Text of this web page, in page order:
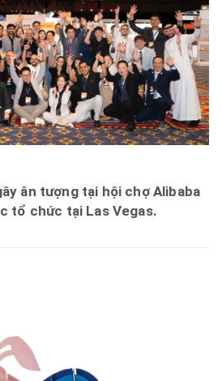
ân tượng tại hội chợ Alibaba
tổ chức tại Las Vegas.